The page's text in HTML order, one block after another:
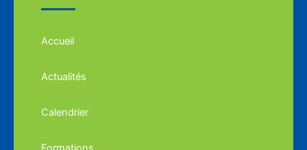
Accueil
Actualités
Calendrier